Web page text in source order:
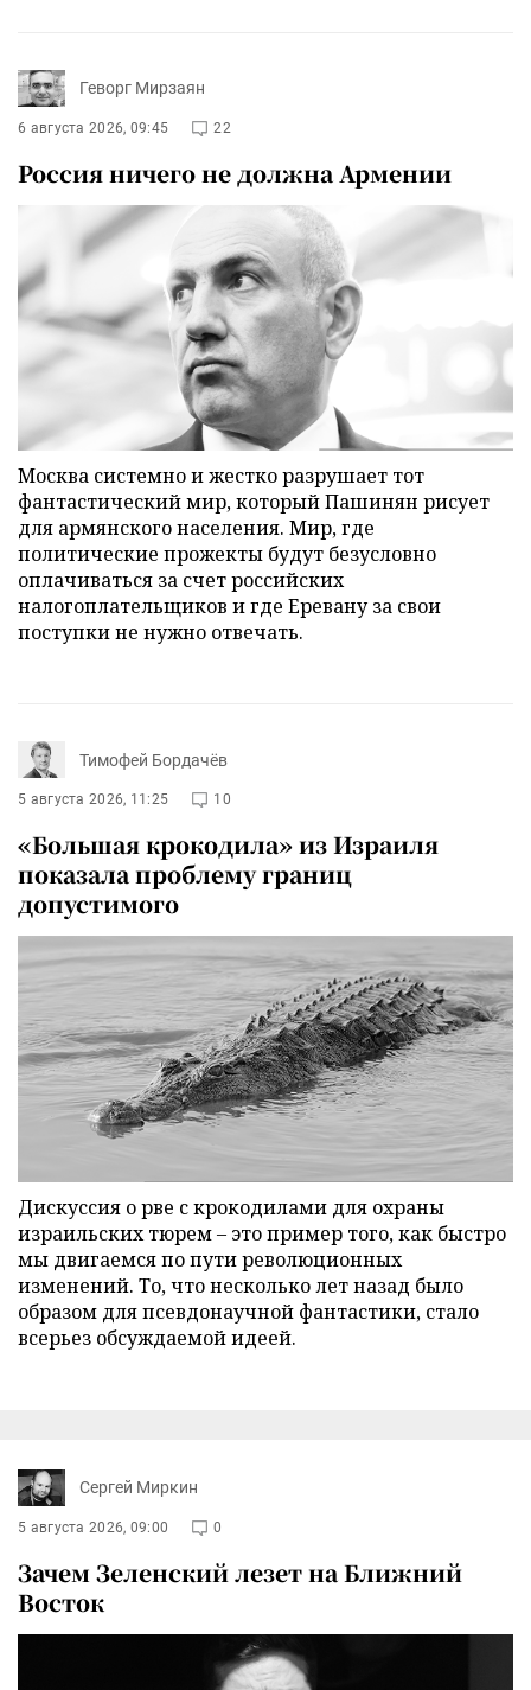
Геворг Мирзаян
6 августа 2026, 09:45 22
Россия ничего не должна Армении
Москва системно и жестко разрушает тот
фантастический мир, который Пашинян рисует
для армянского населения. Мир, где
политические прожекты будут безусловно
оплачиваться за счет российских
налогоплательщиков и где Еревану за свои
поступки не нужно отвечать.
Тимофей Бордачёв
5 августа 2026, 11:25 10
«Большая крокодила» из Израиля
показала проблему границ
допустимого
Дискуссия о рве с крокодилами для охраны
израильских тюрем – это пример того, как быстро
мы двигаемся по пути революционных
изменений. То, что несколько лет назад было
образом для псевдонаучной фантастики, стало
всерьез обсуждаемой идеей.
Сергей Миркин
5 августа 2026, 09:00 0
Зачем Зеленский лезет на Ближний
Восток